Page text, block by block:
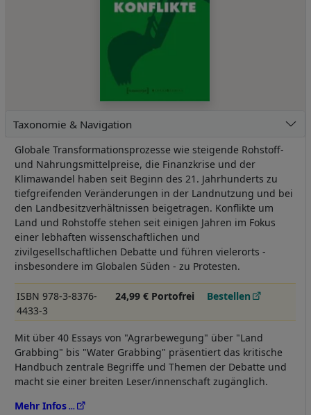
Taxonomie & Navigation
Globale Transformationsprozesse wie steigende Rohstoff-
und Nahrungsmittelpreise, die Finanzkrise und der
Klimawandel haben seit Beginn des 21. Jahrhunderts zu
tiefgreifenden Veränderungen in der Landnutzung und bei
den Landbesitzverhältnissen beigetragen. Konflikte um
Land und Rohstoffe stehen seit einigen Jahren im Fokus
einer lebhaften wissenschaftlichen und
zivilgesellschaftlichen Debatte und führen vielerorts -
insbesondere im Globalen Süden - zu Protesten.
ISBN 978-3-8376-
4433-3
24,99 € Portofrei Bestellen
Mit über 40 Essays von "Agrarbewegung" über "Land
Grabbing" bis "Water Grabbing" präsentiert das kritische
Handbuch zentrale Begriffe und Themen der Debatte und
macht sie einer breiten Leser/innenschaft zugänglich.
Mehr Infos